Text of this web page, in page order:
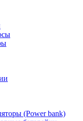
(Power bank)